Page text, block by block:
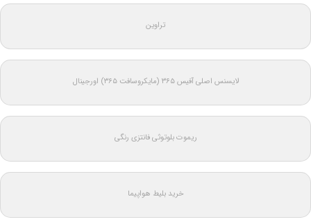
تراوین
لایسنس اصلی آفیس ۳۶۵ (مایکروسافت ۳۶۵) اورجینال
ریموت بلوتوثی فانتزی رنگی
خرید بلیط هواپیما